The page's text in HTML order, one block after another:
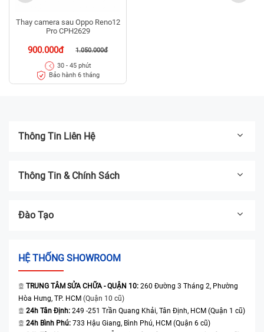
Thay camera sau Oppo Reno12
Pro CPH2629
900.000đ 1.050.000đ
30 - 45 phút
Bảo hành 6 tháng
Thông Tin Liên Hệ
Thông Tin & Chính Sách
Đào Tạo
HỆ THỐNG SHOWROOM
TRUNG TÂM SỬA CHỮA - QUẬN 10: 260 Đường 3 Tháng 2, Phường
Hòa Hưng, TP. HCM (Quận 10 cũ)
24h Tân Định: 249 -251 Trần Quang Khải, Tân Định, HCM (Quận 1 cũ)
24h Bình Phú: 733 Hậu Giang, Bình Phú, HCM (Quận 6 cũ)